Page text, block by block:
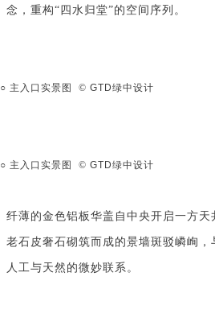
念，重构“四水归堂”的空间序列。
○ 主入口实景图 © GTD绿中设计
○ 主入口实景图 © GTD绿中设计
纤薄的金色铝板华盖自中央开启一方
老石皮奢石砌筑而成的景墙斑驳嶙峋，
人工与天然的微妙联系。